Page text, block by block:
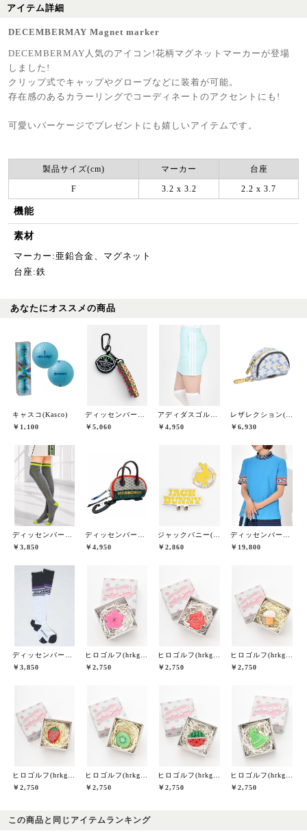
アイテム詳細
DECEMBERMAY Magnet marker
DECEMBERMAY人気のアイコン!花柄マグネットマーカーが登場
しました!
クリップ式でキャップやグローブなどに装着が可能。
存在感のあるカラーリングでコーディネートのアクセントにも!
可愛いパーケージでプレゼントにも嬉しいアイテムです。
製品サイズ(cm) マーカー 台座
F 3.2 x 3.2 2.2 x 3.7
機能
素材
マーカー:亜鉛合金、マグネット
台座:鉄
あなたにオススメの商品
キャスコ(Kasco)
￥1,100
ディッセンバーメイ(DECEMBERMAY)
￥5,060
アディダスゴルフ(adidas golf)
￥4,950
レザレクション(Resurrection)
￥6,930
ディッセンバーメイ(DECEMBERMAY)
￥3,850
ディッセンバーメイ(DECEMBERMAY)
￥4,950
ジャックバニー(Jack Bunny)
￥2,860
ディッセンバーメイ(DECEMBERMAY)
￥19,800
ディッセンバーメイ(DECEMBERMAY)
￥3,850
ヒロゴルフ(hrkgolf)
￥2,750
ヒロゴルフ(hrkgolf)
￥2,750
ヒロゴルフ(hrkgolf)
￥2,750
ヒロゴルフ(hrkgolf)
￥2,750
ヒロゴルフ(hrkgolf)
￥2,750
ヒロゴルフ(hrkgolf)
￥2,750
ヒロゴルフ(hrkgolf)
￥2,750
この商品と同じアイテムランキング